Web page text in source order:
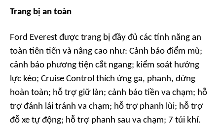
Trang bị an toàn
Ford Everest được trang bị đầy đủ các tính năng an
toàn tiên tiến và nâng cao như: Cảnh báo điểm mù;
cảnh báo phương tiện cắt ngang; kiểm soát hướng
lực kéo; Cruise Control thích ứng ga, phanh, dừng
hoàn toàn; hỗ trợ giữ làn; cảnh báo tiền va chạm; hỗ
trợ đánh lái tránh va chạm; hỗ trợ phanh lùi; hỗ trợ
đỗ xe tự động; hỗ trợ phanh sau va chạm; 7 túi khí.